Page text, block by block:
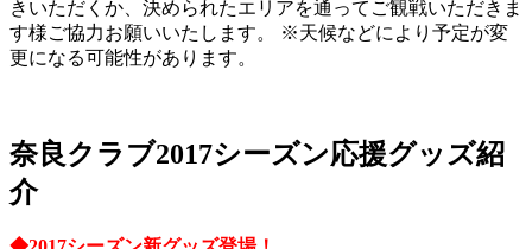
きいただくか、決められたエリアを通ってご観戦いただきま
す様ご協力お願いいたします。 ※天候などにより予定が変
更になる可能性があります。
奈良クラブ2017シーズン応援グッズ紹
介